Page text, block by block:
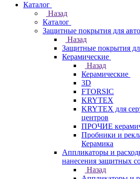
Каталог
Назад
Каталог
Защитные покрытия для
Назад
Защитные покрытия
Керамические
Назад
Керамические
3D
FTORSIC
KRYTEX
KRYTEX для
центров
ПРОЧИЕ
Пробники и
Керамика
Аппликаторы и
нанесения защитных
Назад